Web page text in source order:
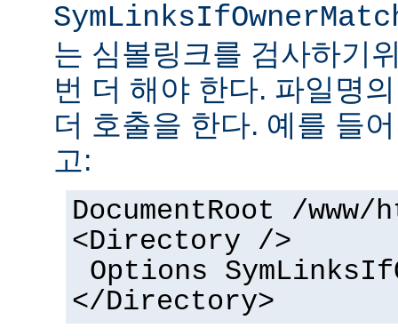
는 심볼링크를 검사하기
번 더 해야 한다. 파일명
더 호출을 한다. 예를 들
고:
DocumentRoot /www/
<Directory />
Options
</Directory>